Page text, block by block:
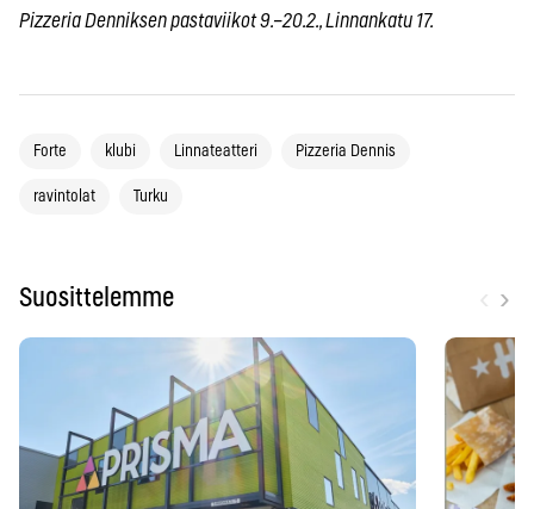
Pizzeria Denniksen pastaviikot 9.–20.2., Linnankatu 17.
Forte klubi Linnateatteri Pizzeria Dennis
ravintolat Turku
Suosittelemme ›